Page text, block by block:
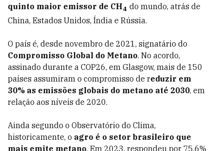
quinto maior emissor de CH4 do mundo, atrás de
China, Estados Unidos, Índia e Rússia.
O país é, desde novembro de 2021, signatário do
Compromisso Global do Metano. No acordo,
assinado durante a COP26, em Glasgow, mais de 150
países assumiram o compromisso de reduzir em
30% as emissões globais do metano até 2030, em
relação aos níveis de 2020.
Ainda segundo o Observatório do Clima,
historicamente, o agro é o setor brasileiro que
mais emite metano. Em 2023, respondeu por 75,6%